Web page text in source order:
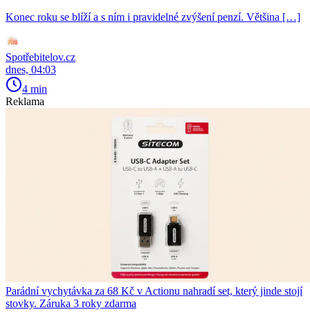
Konec roku se blíží a s ním i pravidelné zvýšení penzí. Většina […]
Spotřebitelov.cz
dnes, 04:03
4 min
Reklama
Parádní vychytávka za 68 Kč v Actionu nahradí set, který jinde stojí
stovky. Záruka 3 roky zdarma